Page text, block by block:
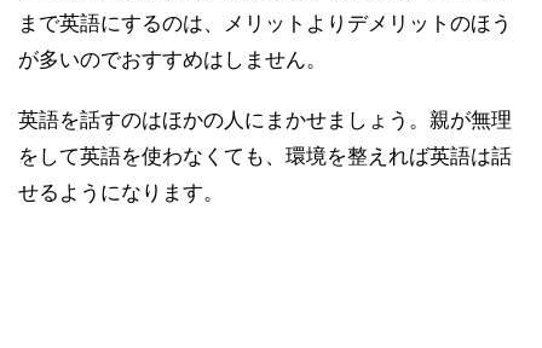
まで英語にするのは、メリットよりデメリットのほう
が多いのでおすすめはしません。
英語を話すのはほかの人にまかせましょう。親が無理
をして英語を使わなくても、環境を整えれば英語は話
せるようになります。